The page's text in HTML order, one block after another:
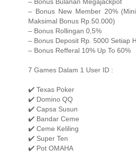
– Bonus Bulanan Megajackpot
– Bonus New Member 20%
Maksimal Bonus Rp.50.000)
– Bonus Rollingan 0,5%
– Bonus Deposit Rp. 5000 Setiap
– Bonus Refferal 10% Up To 60%
7 Games Dalam 1 User ID :
✔️ Texas Poker
✔️ Domino QQ
✔️ Capsa Susun
✔️ Bandar Ceme
✔️ Ceme Keliling
✔️ Super Ten
✔️ Pot OMAHA